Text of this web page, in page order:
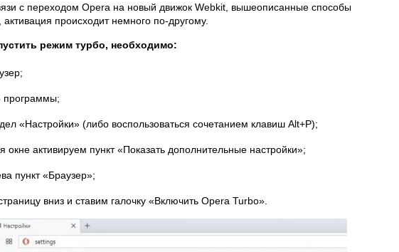
с переходом Opera на новый движок Webkit, вышеописанные способы
активация происходит немного по-другому.
режим турбо, необходимо:
программы;
«Настройки» (либо воспользоваться сочетанием клавиш Alt+P);
окне активируем пункт «Показать дополнительные настройки»;
пункт «Браузер»;
вниз и ставим галочку «Включить Opera Turbo».